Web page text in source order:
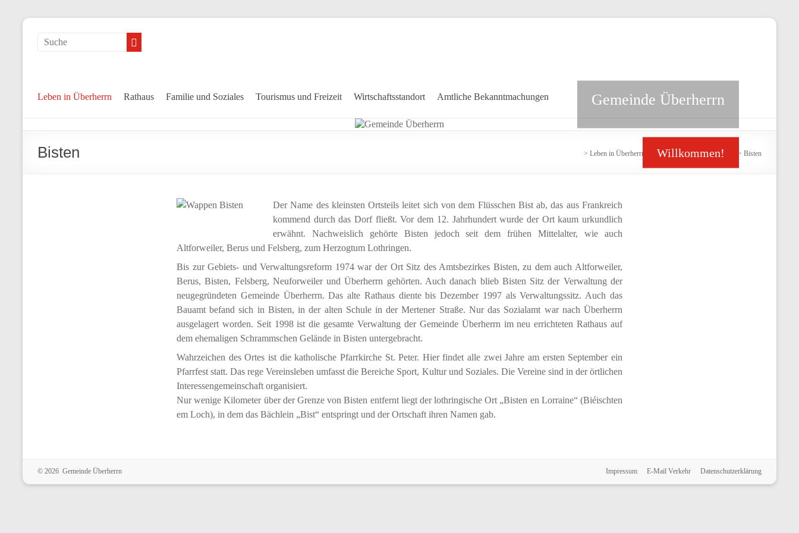
Leben in Überherrn Rathaus Familie und Soziales Tourismus und Freizeit Wirtschaftsstandort Amtliche Bekanntmachungen Gemeinde Überherrn
Willkommen!
Bisten > Leben in Überherrn Überherrn und seine Ortsteile > Bisten
Der Name des kleinsten Ortsteils leitet sich von dem Flüsschen Bist ab, das aus Frankreich
kommend durch das Dorf fließt. Vor dem 12. Jahrhundert wurde der Ort kaum urkundlich
erwähnt. Nachweislich gehörte Bisten jedoch seit dem frühen Mittelalter, wie auch
Altforweiler, Berus und Felsberg, zum Herzogtum Lothringen.
Bis zur Gebiets- und Verwaltungsreform 1974 war der Ort Sitz des Amtsbezirkes Bisten, zu dem auch Altforweiler,
Berus, Bisten, Felsberg, Neuforweiler und Überherrn gehörten. Auch danach blieb Bisten Sitz der Verwaltung der
neugegründeten Gemeinde Überherrn. Das alte Rathaus diente bis Dezember 1997 als Verwaltungssitz. Auch das
Bauamt befand sich in Bisten, in der alten Schule in der Mertener Straße. Nur das Sozialamt war nach Überherrn
ausgelagert worden. Seit 1998 ist die gesamte Verwaltung der Gemeinde Überherrn im neu errichteten Rathaus auf
dem ehemaligen Schrammschen Gelände in Bisten untergebracht.
Wahrzeichen des Ortes ist die katholische Pfarrkirche St. Peter. Hier findet alle zwei Jahre am ersten September ein
Pfarrfest statt. Das rege Vereinsleben umfasst die Bereiche Sport, Kultur und Soziales. Die Vereine sind in der örtlichen
Interessengemeinschaft organisiert.
Nur wenige Kilometer über der Grenze von Bisten entfernt liegt der lothringische Ort „Bisten en Lorraine“ (Biéischten
em Loch), in dem das Bächlein „Bist“ entspringt und der Ortschaft ihren Namen gab.
© 2026 Gemeinde Überherrn Impressum E-Mail Verkehr Datenschutzerklärung